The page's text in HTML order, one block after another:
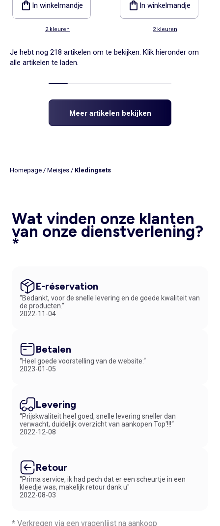
In winkelmandje
2 kleuren
In winkelmandje
2 kleuren
Je hebt nog 218 artikelen om te bekijken. Klik hieronder om
alle artikelen te laden.
Meer artikelen bekijken
Homepage / Meisjes / Kledingsets
Wat vinden onze klanten
van onze dienstverlening?
*
E-réservation
“Bedankt, voor de snelle levering en de goede kwaliteit van
de producten.“
2022-11-04
Betalen
“Heel goede voorstelling van de website.“
2023-01-05
Levering
“Prijskwaliteit heel goed, snelle levering sneller dan
verwacht, duidelijk overzicht van aankopen Top'!!!“
2022-12-08
Retour
"Prima service, ik had pech dat er een scheurtje in een
kleedje was, makelijk retour dank u"
2022-08-03
* Verkregen via een vragenlijst na aankoop